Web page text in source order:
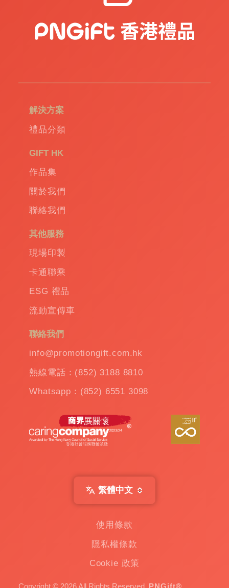
解決方案
禮品分類
GIFT HK
作品集
關於我們
聯絡我們
其他服務
現場印製
卡通聯乘
ESG 禮品
流動宣傳車
聯絡我們
info@promotiongift.com.hk
熱線電話：(852) 3188 8810
Whatsapp：(852) 6551 3098
繁體中文
使用條款
隱私權條款
Cookie 政策